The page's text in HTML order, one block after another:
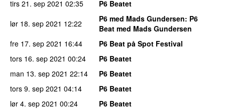
tirs 21. sep 2021 02:35
P6 Beatet
lør 18. sep 2021 12:22 P6 med Mads Gundersen: P6
Beat med Mads Gundersen
fre 17. sep 2021 16:44
P6 Beat på Spot Festival
tors 16. sep 2021 00:24
P6 Beatet
man 13. sep 2021 22:14
P6 Beatet
tors 9. sep 2021 04:14
P6 Beatet
lør 4. sep 2021 00:24
P6 Beatet